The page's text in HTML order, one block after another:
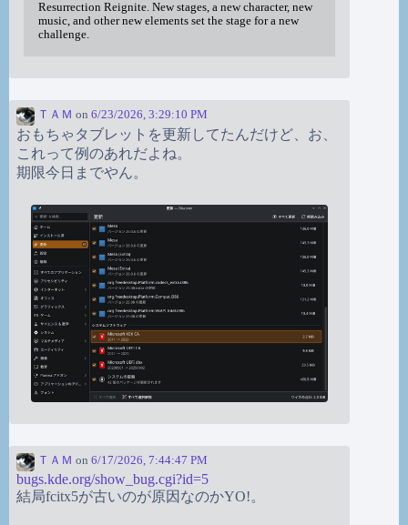
Resurrection Reignite. New stages, a new character, new
music, and other new elements set the stage for a new
challenge.
ＴＡＭ on 6/23/2026, 3:29:10 PM
おもちゃタブレットを更新してたんだけど、お、
これって例のあれだよね。
期限今日までやん。
ＴＡＭ on 6/17/2026, 7:44:47 PM
bugs.kde.org/show_bug.cgi?id=5
結局fcitx5が古いのが原因なのかYO!。